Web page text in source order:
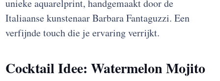
unieke aquarelprint, handgemaakt door de
Italiaanse kunstenaar Barbara Fantaguzzi. Een
verfijnde touch die je ervaring verrijkt.
Cocktail Idee: Watermelon Mojito